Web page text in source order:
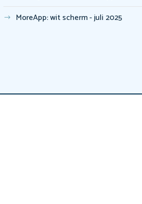
MoreApp: wit scherm - juli 2025